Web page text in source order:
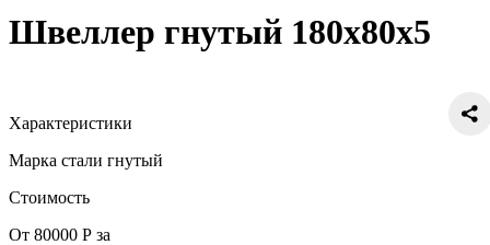
Швеллер гнутый 180х80х5
Характеристики
Марка стали гнутый
Стоимость
От 80000 Р за